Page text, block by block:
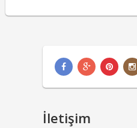
İletişim